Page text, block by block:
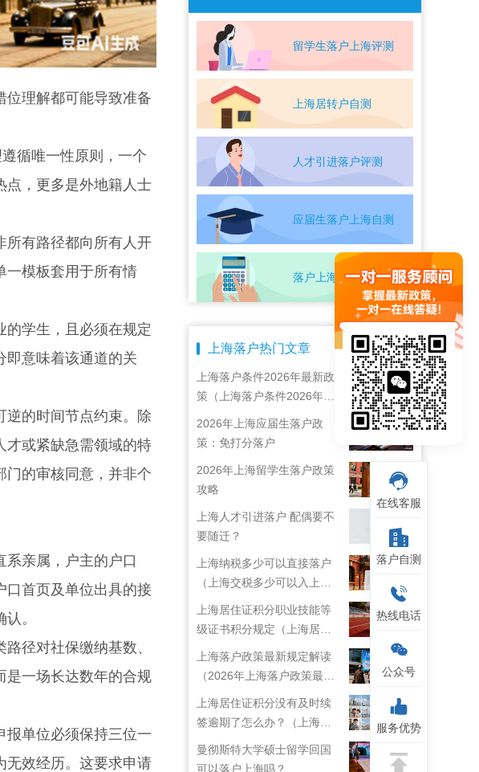
理解都可能导致准备
循唯一性原则，一个
点，更多是外地籍人士
有路径都向所有人开
一模板套用于所有情
学生，且必须在规定
即意味着该通道的关
的时间节点约束。除
才或紧缺急需领域的特
门的审核同意，并非个
亲属，户主的户口
口首页及单位出具的接
。
径对社保缴纳基数、
是一场长达数年的合规
单位必须保持三位一
无效经历。这要求申请
留学生落户上海评测
上海居转户自测
人才引进落户评测
应届生落户上海自测
落户上海条件自测
上海落户热门文章
上海落户条件2026年最新政
策（上海落户条件2026年最
新政策解读）
2026年上海应届生落户政
策：免打分落户
2026年上海留学生落户政策
攻略
上海人才引进落户 配偶要不
要随迁？
上海纳税多少可以直接落户
（上海交税多少可以入上海
户口）
上海居住证积分职业技能等
级证书积分规定（上海居住
证技能职称目录）
上海落户政策最新规定解读
（2026年上海落户政策最新
规定）
上海居住证积分没有及时续
签逾期了怎么办？（上海居
住证续签了但积分忘了）
曼彻斯特大学硕士留学回国
可以落户上海吗？
在线客服
落户自测
热线电话
公众号
服务优势